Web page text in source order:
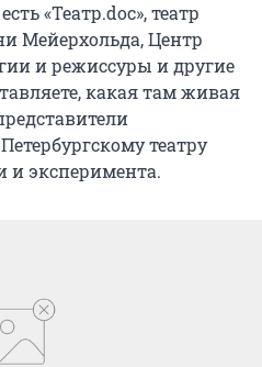
«Театр.doc», театр
Мейерхольда, Центр
и режиссуры и другие
какая там живая
театру
и эксперимента.